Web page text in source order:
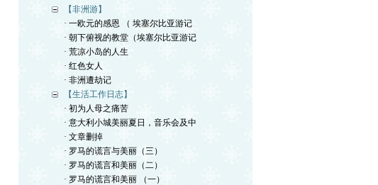
【非洲游】
· 一欧元的感恩 （ 埃塞尔比亚游记
· 朝下俯视的教堂（埃塞尔比亚游记
· 荒凉小岛的人生
· 红色女人
· 非洲遭劫记
【生活工作日志】
· 初为人母之痛苦
· 意大利小城美丽夏日，音乐会及中
· 文章删掉
· 罗马的谎言与美丽（三）
· 罗马的谎言和美丽（二）
· 罗马的谎言和美丽 （一）